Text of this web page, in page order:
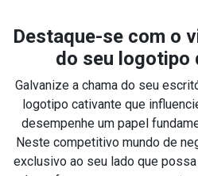
Destaque-se com o
do seu logotipo
Galvanize a chama do seu
logotipo cativante que
desempenhe um papel
Neste competitivo mundo de
exclusivo ao seu lado que